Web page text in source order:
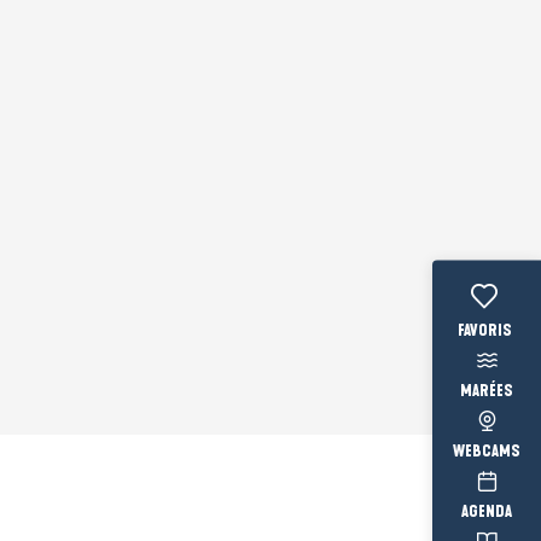
Voir les
MARÉES
WEBCAMS
AGENDA